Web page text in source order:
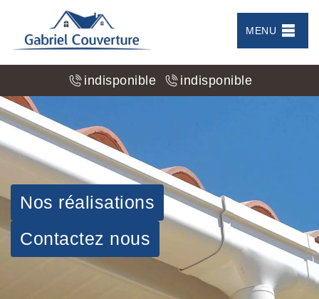
MENU
indisponible indisponible
Nos réalisations
Contactez nous